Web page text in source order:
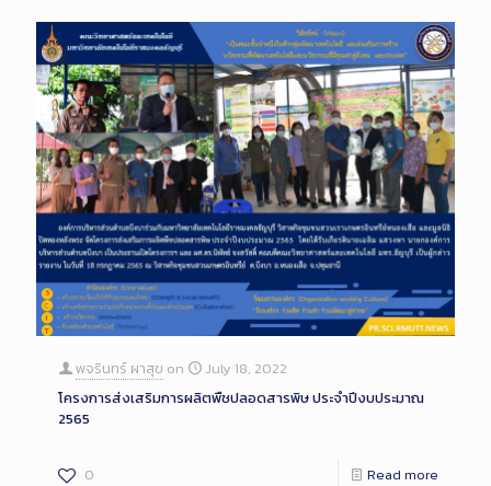
พจรินทร์ ผาสุข on
July 18, 2022
โครงการส่งเสริมการผลิตพืชปลอดสารพิษ ประจำปีงบประมาณ
2565
0 Read more